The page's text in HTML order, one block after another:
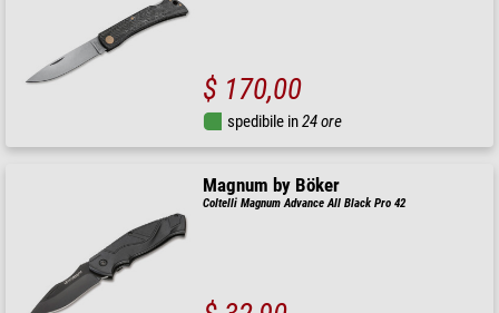
$ 170,00
spedibile in24 ore
Magnum by Böker
Coltelli Magnum Advance All Black Pro 42